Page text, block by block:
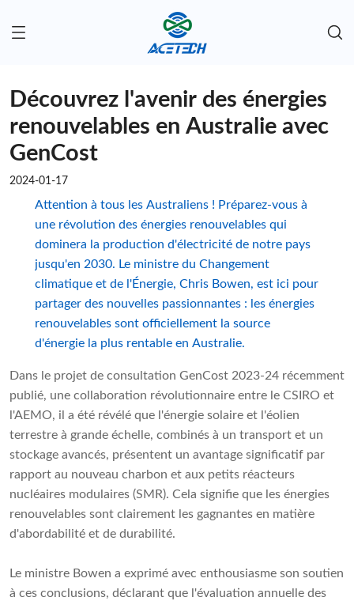
Découvrez l'avenir des énergies
renouvelables en Australie avec
GenCost
2024-01-17
Attention à tous les Australiens ! Préparez-vous à
une révolution des énergies renouvelables qui
dominera la production d'électricité de notre pays
jusqu'en 2030. Le ministre du Changement
climatique et de l'Énergie, Chris Bowen, est ici pour
partager des nouvelles passionnantes : les énergies
renouvelables sont officiellement la source
d'énergie la plus rentable en Australie.
Dans le projet de consultation GenCost 2023-24 récemment
publié, une collaboration révolutionnaire entre le CSIRO et
l'AEMO, il a été révélé que l'énergie solaire et l'éolien
terrestre à grande échelle, combinés à un transport et un
stockage avancés, présentent un avantage significatif par
rapport au nouveau charbon et aux petits réacteurs
nucléaires modulaires (SMR). Cela signifie que les énergies
renouvelables sont clairement les gagnantes en matière
d'abordabilité et de durabilité.
Le ministre Bowen a exprimé avec enthousiasme son soutien
à ces conclusions, déclarant que l'évaluation annuelle des